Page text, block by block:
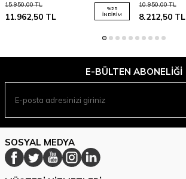
15.950,00TL
11.962,50 TL
%25
İNDIRIM
10.950,00TL
8.212,50TL
E-BÜLTEN ABONELIĞI
SOSYAL MEDYA